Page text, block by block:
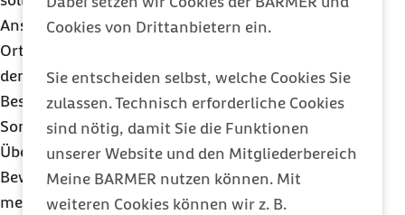
Cookies von Drittanbietern ein.
Sie entscheiden selbst, welche Cookies Sie
zulassen. Technisch erforderliche Cookies
sind nötig, damit Sie die Funktionen
unserer Website und den Mitgliederbereich
Meine BARMER nutzen können. Mit
weiteren Cookies können wir z. B.
Anschließend gilt es, einen schattigen oder kühlen
Ort aufzusuchen, Flüssigkeit aufzunehmen und
den Körper zu kühlen. Steinbach erklärt: „Solche
Beschwerden können Vorboten eines
Sonnenstichs oder einer hitzebedingten
Überlastung sein. Bei schweren Symptomen oder
Bewusstseinsstörungen ist umgehend
medizinische Hilfe erforderlich.“